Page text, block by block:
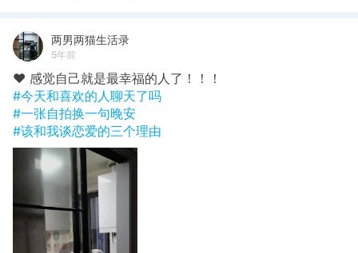
两男两猫生活录
5年前
❤️ 感觉自己就是最幸福的人了！！！
#今天和喜欢的人聊天了吗
#一张自拍换一句晚安
#该和我谈恋爱的三个理由